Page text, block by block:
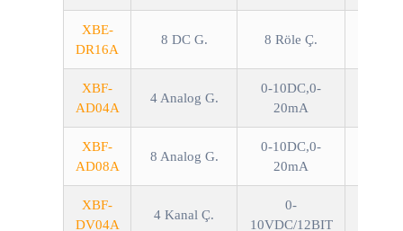
XBE-
DR16A
8 DC G. 8 Röle Ç.
XBF-
AD04A
4 Analog G.
0-10DC,0-
20mA
XBF-
AD08A
8 Analog G.
0-10DC,0-
20mA
XBF-
DV04A
4 Kanal Ç.
0-
10VDC/12BIT